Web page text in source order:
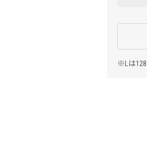
※Lは